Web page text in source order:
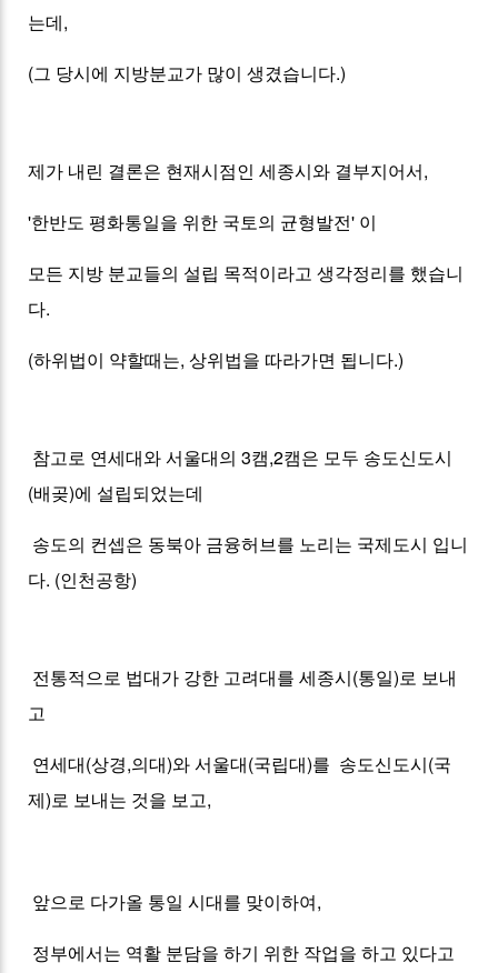
는데,
(그 당시에 지방분교가 많이 생겼습니다.)
제가 내린 결론은 현재시점인 세종시와 결부지어서,
'한반도 평화통일을 위한 국토의 균형발전' 이
모든 지방 분교들의 설립 목적이라고 생각정리를 했습니
다.
(하위법이 약할때는, 상위법을 따라가면 됩니다.)
참고로 연세대와 서울대의 3캠,2캠은 모두 송도신도시
(배곶)에 설립되었는데
송도의 컨셉은 동북아 금융허브를 노리는 국제도시 입니
다. (인천공항)
전통적으로 법대가 강한 고려대를 세종시(통일)로 보내
고
연세대(상경,의대)와 서울대(국립대)를 송도신도시(국
제)로 보내는 것을 보고,
앞으로 다가올 통일 시대를 맞이하여,
정부에서는 역활 분담을 하기 위한 작업을 하고 있다고